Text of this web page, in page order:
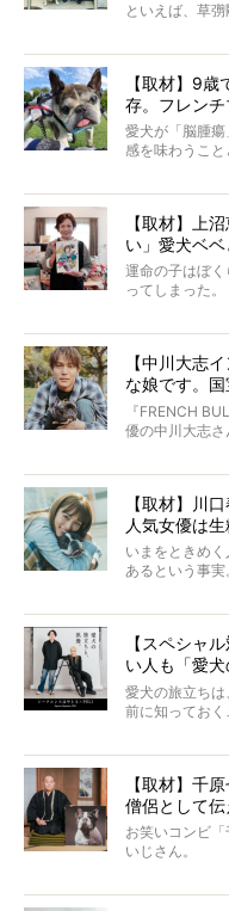
といえば、草
ルを飼ってい
んのインスタ
ントがフォロー
LIFE』モデル
そんな中岡さん
た。そのブヒ
【取材】9
存。フレン
愛犬が「脳腫
感を味わうこ
たひとり。だ
ところが、フ
症し、なんと4
きの年齢は13
た。さらには
いいます。
この事実はフ
太郎のオーナ
アについて詳
【取材】上
い」愛犬ベ
運命の子はぼ
ってしまった。
り添いたいと
その悲しみを
いて、泣いた
こんな子だっ
ていたと。
ぼくらは上沼
と思った。
【中川大志
な娘です。
ッグと一緒
『FRENCH
優の中川大志
マちゃん（2
カエピソード
【取材】川
人気女優は
いまをときめ
あるという事実
とりを目の当
愛がわたした
だかうれしく
春奈さんとアム
小西がいつく
【スペシャ
い人も「愛
はやとも
愛犬の旅立ち
前に知ってお
力をもつお笑
犬の旅立ちや供
インタビュア
識にも長けてい
「愛犬が旅立
【取材】千
僧侶として
お笑いコンビ
いじさん。